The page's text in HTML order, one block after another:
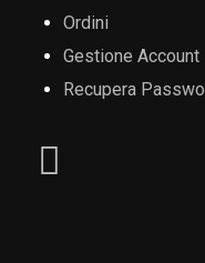
Ordini
Gestione Account
Recupera